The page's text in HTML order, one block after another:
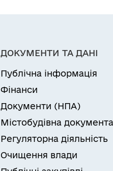
ДОКУМЕНТИ ТА ДАНІ
Публічна інформація
Фінанси
Документи (НПА)
Містобудівна
Регуляторна діяльність
Очищення влади